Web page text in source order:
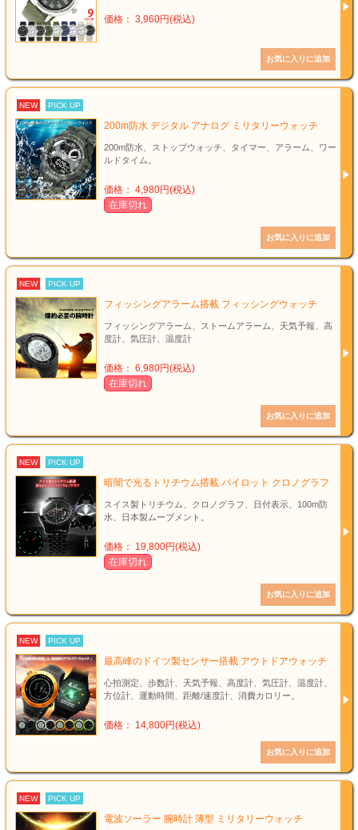
価格： 3,960円(税込)
NEW PICK UP
200m防水 デジタル アナログ ミリタリーウォッチ
200m防水、ストップウォッチ、タイマー、アラーム、ワー
ルドタイム。
価格： 4,980円(税込)
在庫切れ
NEW PICK UP
フィッシングアラーム搭載 フィッシングウォッチ
フィッシングアラーム、ストームアラーム、天気予報、高
度計、気圧計、温度計
価格： 6,980円(税込)
在庫切れ
NEW PICK UP
暗闇で光るトリチウム搭載 パイロット クロノグラフ
スイス製トリチウム、クロノグラフ、日付表示、100m防
水、日本製ムーブメント。
価格： 19,800円(税込)
在庫切れ
NEW PICK UP
最高峰のドイツ製センサー搭載 アウトドアウォッチ
心拍測定、歩数計、天気予報、高度計、気圧計、温度計、
方位計、運動時間、距離/速度計、消費カロリー。
価格： 14,800円(税込)
NEW PICK UP
電波ソーラー 腕時計 薄型 ミリタリーウォッチ